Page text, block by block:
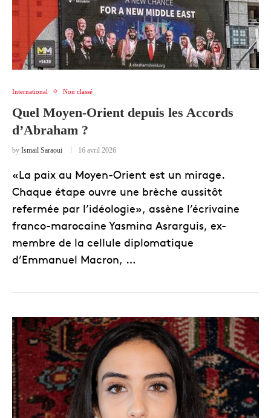
International Non classé
Quel Moyen-Orient depuis les Accords
d’Abraham ?
by Ismail Saraoui 16 avril 2026
«La paix au Moyen-Orient est un mirage.
Chaque étape ouvre une brèche aussitôt
refermée par l’idéologie», assène l’écrivaine
franco-marocaine Yasmina Asrarguis, ex-
membre de la cellule diplomatique
d’Emmanuel Macron, …